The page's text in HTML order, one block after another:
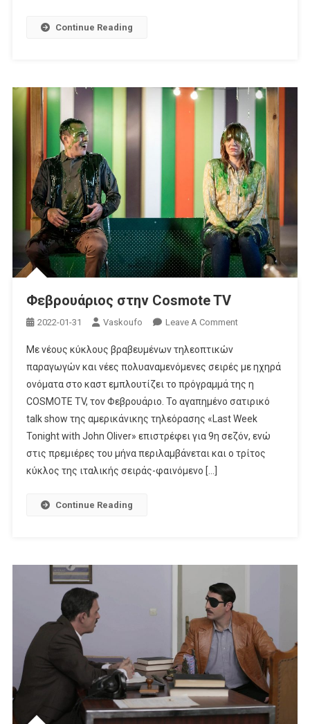
Continue Reading
Φεβρουάριος στην Cosmote TV
2022-01-31 Vaskoufo Leave A CommentOn
Cosmote
TV
Με νέους κύκλους βραβευμένων τηλεοπτικών
παραγωγών και νέες πολυαναμενόμενες σειρές με ηχηρά
ονόματα στο καστ εμπλουτίζει το πρόγραμμά της η
COSMOTE TV, τον Φεβρουάριο. Το αγαπημένο σατιρικό
talk show της αμερικάνικης τηλεόρασης «Last Week
Tonight with John Oliver» επιστρέφει για 9η σεζόν, ενώ
στις πρεμιέρες του μήνα περιλαμβάνεται και ο τρίτος
κύκλος της ιταλικής σειράς-φαινόμενο […]
Continue Reading